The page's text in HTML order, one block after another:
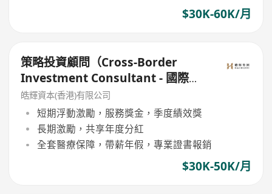
$30K-60K/月
策略投資顧問（Cross-Border
Investment Consultant - 國際投
資及跨境業務）
皓輝資本(香港)有限公司
短期浮動激勵，服務獎金，季度績效獎
長期激勵，共享年度分紅
全套醫療保障，帶薪年假，專業證書報銷
$30K-50K/月